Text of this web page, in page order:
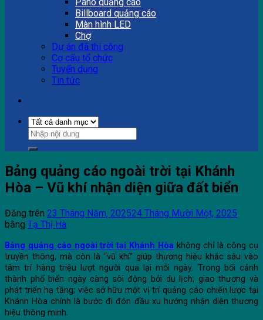
Billboard quảng cáo
Màn hình LED
Chợ
Dự án đã thi công
Cơ cấu tổ chức
Tuyển dụng
Tin tức
Bảng quảng cáo ngoài trời tại Khánh
Hòa – Vũ khí nhận diện giữa đất biển
Đăng trên 23 Tháng Năm, 202524 Tháng Mười Một, 2025
bằng Tạ Thị Hà
Bảng quảng cáo ngoài trời tại Khánh Hòakhông chỉ là công cụ
truyền thông, mà còn là “vũ khí” giúp thương hiệu khắc sâu vào
tâm trí hàng triệu lượt người qua lại mỗi ngày. Trong bối cảnh
thành phố biển ngày càng sôi động bởi du lịch; giao thương và
phát triển hạ tầng; việc sở hữu một vị trí quảng cáo chiến lược tại
Khánh Hòa chính là bước đi đón đầu xu hướng nhận diện thương
hiệu thông minh.